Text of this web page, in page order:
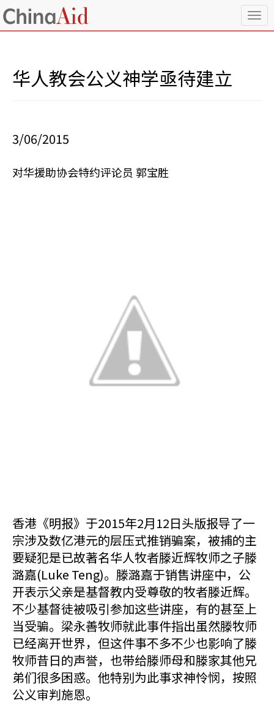
T
o
华人教会公义神学亟待建立
3/06/2015
对华援助协会特约评论员 郭宝胜
香港《明报》于2015年2月12日头版报导了一
宗涉及数亿港元的层压式推销骗案，被捕的主
要疑犯是已故著名华人牧者滕近辉牧师之子滕
潞嘉(Luke Teng)。滕潞嘉于销售讲座中，公
开表示父亲是基督教内受尊敬的牧者滕近辉。
不少基督徒被吸引参加这些讲座，有的甚至上
当受骗。梁永善牧师就此事件指出虽然滕牧师
已经离开世界，但这件事不多不少也影响了滕
牧师昔日的声誉，也带给滕师母和滕家其他兄
弟们很多困惑。他特别为此事求神怜悯，按照
公义审判施恩。